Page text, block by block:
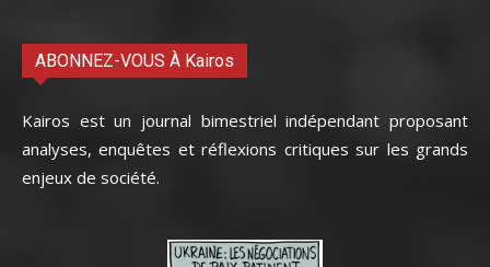
ABONNEZ-VOUS À Kairos
Kairos est un journal bimestriel indépendant proposant
analyses, enquêtes et réflexions critiques sur les grands
enjeux de société.